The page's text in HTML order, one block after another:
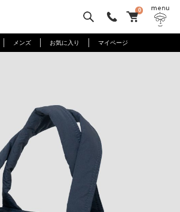
0
メンズ お気に入り マイページ